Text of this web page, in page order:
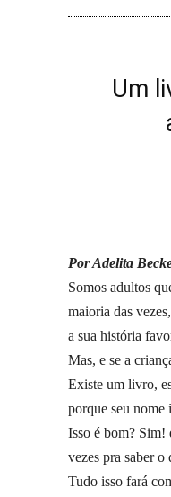
Um
Por Adelita
Somos adultos
maioria das
a sua história
Mas, e se a
Existe um livro,
porque seu nome
Isso é bom? Sim!
vezes pra saber
Tudo isso fará